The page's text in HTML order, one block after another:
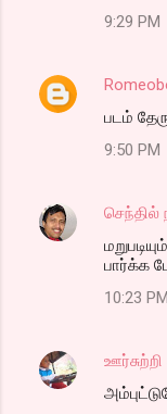
9:29 PM
படம்
9:50 PM
செந்தில்
பார்க்க
10:23 PM
ஊர்சுற்றி